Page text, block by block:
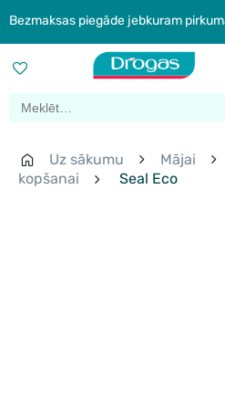
Bezmaksas piegāde jebkuram
Uz sākumu Mājai
kopšanai
Seal Eco